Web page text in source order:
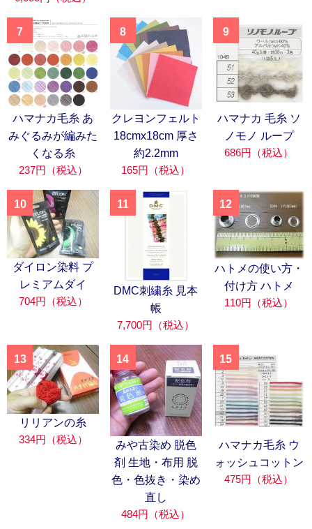
7
ハマナカ毛糸 あ
みぐるみが編みた
くなる糸
237円（税込）
8
クレヨンフェルト
18cmx18cm 厚さ
約2.2mm
165円（税込）
9
ハマナカ 毛糸 ソ
ノモノ ループ
686円（税込）
10
ダイロン染料 プ
レミアムダイ
704円（税込）
11
DMC刺繍糸 見本
帳
7,700円（税込）
12
ハトメの使い方・
付け方 ハトメ
110円（税込）
13
リリアンの糸
334円（税込）
14
みや古染め 脱色
剤 生地・布用 脱
色・色抜き・染め
直し
484円（税込）
15
ハマナカ毛糸 ウ
ォッシュコットン
475円（税込）